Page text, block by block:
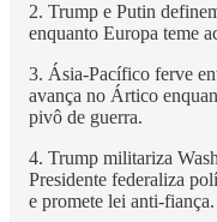
2. Trump e Putin
enquanto Europa teme
3. Ásia-Pacífico ferve
avança no Ártico
pivô de guerra.
4. Trump militariza
Presidente federaliza
e promete lei anti-fiança.